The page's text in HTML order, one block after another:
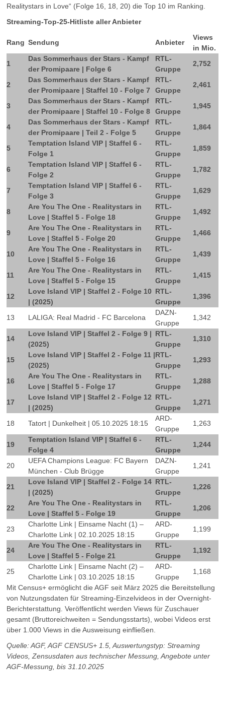
Realitystars in Love“ (Folge 16, 18, 20) die Top 10 im Ranking.
Streaming-Top-25-Hitliste aller Anbieter
Rang Sendung Anbieter
Views
in Mio.
1
Das Sommerhaus der Stars - Kampf
der Promipaare | Folge 6
RTL-
Gruppe
2,752
2
Das Sommerhaus der Stars - Kampf
der Promipaare | Staffel 10 - Folge 7
RTL-
Gruppe
2,461
3
Das Sommerhaus der Stars - Kampf
der Promipaare | Staffel 10 - Folge 8
RTL-
Gruppe
1,945
4
Das Sommerhaus der Stars - Kampf
der Promipaare | Teil 2 - Folge 5
RTL-
Gruppe
1,864
5
Temptation Island VIP | Staffel 6 -
Folge 1
RTL-
Gruppe
1,859
6
Temptation Island VIP | Staffel 6 -
Folge 2
RTL-
Gruppe
1,782
7
Temptation Island VIP | Staffel 6 -
Folge 3
RTL-
Gruppe
1,629
8
Are You The One - Realitystars in
Love | Staffel 5 - Folge 18
RTL-
Gruppe
1,492
9
Are You The One - Realitystars in
Love | Staffel 5 - Folge 20
RTL-
Gruppe
1,466
10
Are You The One - Realitystars in
Love | Staffel 5 - Folge 16
RTL-
Gruppe
1,439
11
Are You The One - Realitystars in
Love | Staffel 5 - Folge 15
RTL-
Gruppe
1,415
12
Love Island VIP | Staffel 2 - Folge 10
| (2025)
RTL-
Gruppe
1,396
13 LALIGA: Real Madrid - FC Barcelona
DAZN-
Gruppe
1,342
14
Love Island VIP | Staffel 2 - Folge 9 |
(2025)
RTL-
Gruppe
1,310
15
Love Island VIP | Staffel 2 - Folge 11 |
(2025)
RTL-
Gruppe
1,293
16
Are You The One - Realitystars in
Love | Staffel 5 - Folge 17
RTL-
Gruppe
1,288
17
Love Island VIP | Staffel 2 - Folge 12
| (2025)
RTL-
Gruppe
1,271
18 Tatort | Dunkelheit | 05.10.2025 18:15
ARD-
Gruppe
1,263
19
Temptation Island VIP | Staffel 6 -
Folge 4
RTL-
Gruppe
1,244
20
UEFA Champions League: FC Bayern
München - Club Brügge
DAZN-
Gruppe
1,241
21
Love Island VIP | Staffel 2 - Folge 14
| (2025)
RTL-
Gruppe
1,226
22
Are You The One - Realitystars in
Love | Staffel 5 - Folge 19
RTL-
Gruppe
1,206
23
Charlotte Link | Einsame Nacht (1) –
Charlotte Link | 02.10.2025 18:15
ARD-
Gruppe
1,199
24
Are You The One - Realitystars in
Love | Staffel 5 - Folge 21
RTL-
Gruppe
1,192
25
Charlotte Link | Einsame Nacht (2) –
Charlotte Link | 03.10.2025 18:15
ARD-
Gruppe
1,168
Mit Census+ ermöglicht die AGF seit März 2025 die Bereitstellung
von Nutzungsdaten für Streaming-Einzelvideos in der Overnight-
Berichterstattung. Veröffentlicht werden Views für Zuschauer
gesamt (Bruttoreichweiten = Sendungsstarts), wobei Videos erst
über 1.000 Views in die Ausweisung einfließen.
Quelle: AGF, AGF CENSUS+ 1.5, Auswertungstyp: Streaming
Videos, Zensusdaten aus technischer Messung, Angebote unter
AGF-Messung, bis 31.10.2025